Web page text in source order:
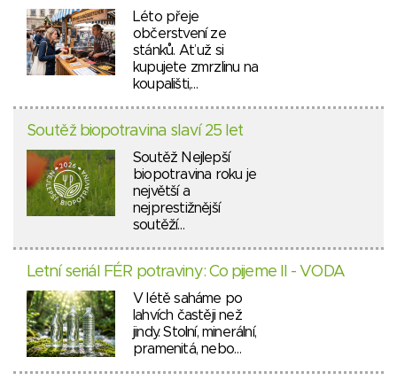
Léto přeje
občerstvení ze
stánků. Ať už si
kupujete zmrzlinu na
koupališti,…
Soutěž biopotravina slaví 25 let
Soutěž Nejlepší
biopotravina roku je
největší a
nejprestižnější
soutěží…
Letní seriál FÉR potraviny: Co pijeme II - VODA
V létě saháme po
lahvích častěji než
jindy. Stolní, minerální,
pramenitá, nebo…